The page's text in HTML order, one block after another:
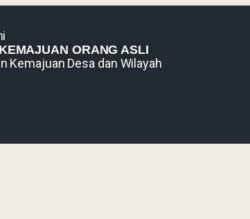
ORANG ASLI
Kemajuan Desa dan Wilayah